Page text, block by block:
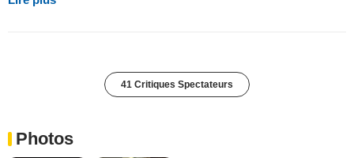
41 Critiques Spectateurs
Photos